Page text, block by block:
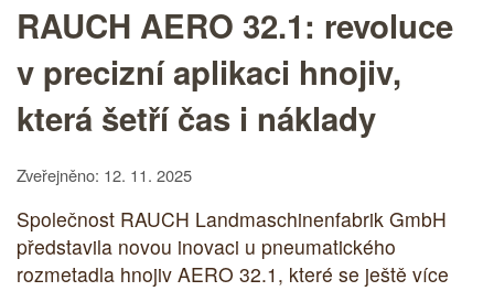
RAUCH AERO 32.1: revoluce
v precizní aplikaci hnojiv,
která šetří čas i náklady
Zveřejněno: 12. 11. 2025
Společnost RAUCH Landmaschinenfabrik GmbH
představila novou inovaci u pneumatického
rozmetadla hnojiv AERO 32.1, které se ještě více